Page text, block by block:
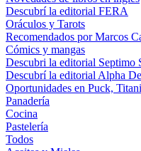
Descubrí la editorial FERA
Oráculos y Tarots
Recomendados por Marcos
Cómics y mangas
Descubri la editorial Septimo
Descubrí la editorial Alpha
Oportunidades en Puck,
Panadería
Cocina
Pastelería
Todos